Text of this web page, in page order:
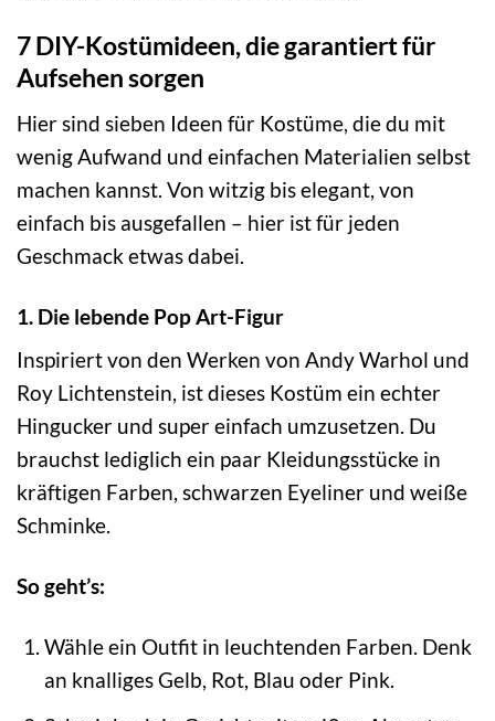
7 DIY-Kostümideen, die garantiert für
Aufsehen sorgen
Hier sind sieben Ideen für Kostüme, die du mit
wenig Aufwand und einfachen Materialien selbst
machen kannst. Von witzig bis elegant, von
einfach bis ausgefallen – hier ist für jeden
Geschmack etwas dabei.
1. Die lebende Pop Art-Figur
Inspiriert von den Werken von Andy Warhol und
Roy Lichtenstein, ist dieses Kostüm ein echter
Hingucker und super einfach umzusetzen. Du
brauchst lediglich ein paar Kleidungsstücke in
kräftigen Farben, schwarzen Eyeliner und weiße
Schminke.
So geht’s:
Wähle ein Outfit in leuchtenden Farben. Denk
an knalliges Gelb, Rot, Blau oder Pink.